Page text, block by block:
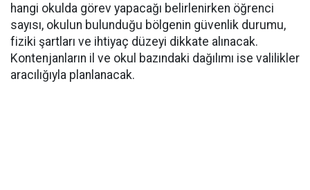
hangi okulda görev yapacağı belirlenirken öğrenci
sayısı, okulun bulunduğu bölgenin güvenlik durumu,
fiziki şartları ve ihtiyaç düzeyi dikkate alınacak.
Kontenjanların il ve okul bazındaki dağılımı ise valilikler
aracılığıyla planlanacak.